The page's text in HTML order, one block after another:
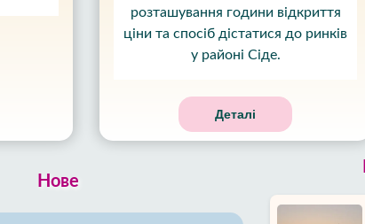
розташування години відкриття
ціни та спосіб дістатися до ринків
у районі Сіде.
Деталі
Нове